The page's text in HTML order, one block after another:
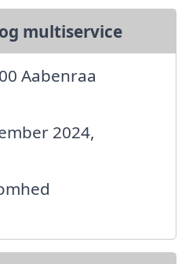
multiservice
Aabenraa
2024,